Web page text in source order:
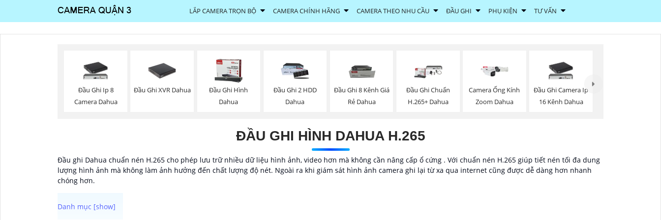
LẮP CAMERA TRỌN BỘ CAMERA CHÍNH HÃNG CAMERA THEO NHU CẦU ĐẦU GHI PHỤ KIỆN TƯ VẤN
Đầu Ghi Ip 8
Camera Dahua
Đầu Ghi XVR Dahua
Đầu Ghi Hình
Dahua
Đầu Ghi 2 HDD
Dahua
Đầu Ghi 8 Kênh Giá
Rẻ Dahua
Đầu Ghi Chuẩn
H.265+ Dahua
Camera Ống Kính
Zoom Dahua
Đầu Ghi Camera Ip
16 Kênh Dahua
ĐẦU GHI HÌNH DAHUA H.265
Đầu ghi Dahua chuẩn nén H.265 cho phép lưu trữ nhiều dữ liệu hình ảnh, video hơn mà không cần nâng cấp ổ cứng . Với chuẩn nén H.265 giúp tiết nén tối đa dung
lượng hình ảnh mà không làm ảnh hưởng đến chất lượng độ nét. Ngoài ra khi giám sát hình ảnh camera ghi lại từ xa qua internet cũng được dễ dàng hơn nhanh
chóng hơn.